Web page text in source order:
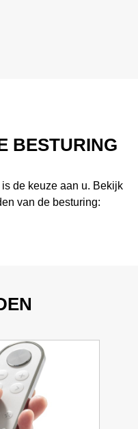
BESTURING
de keuze aan u. Bekijk
van de besturing: